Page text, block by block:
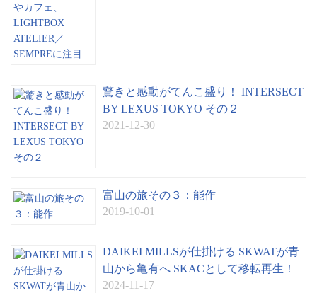
驚きと感動がてんこ盛り！ INTERSECT
BY LEXUS TOKYO その２
2021-12-30
富山の旅その３：能作
2019-10-01
DAIKEI MILLSが仕掛ける SKWATが青
山から亀有へ SKACとして移転再生！
2024-11-17